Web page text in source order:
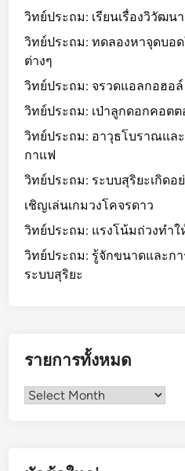
ข้
อ
วิทย์ประถม: เรียนเรื่องวิวัฒน
วิทย์ประถม: ทดลองหาจุดบอ
ต่างๆ
วิทย์ประถม: จรวดแอลกอฮอล์
วิทย์ประถม: เป่าลูกดอกคอต
วิทย์ประถม: อาวุธโบราณแล
กาแฟ
วิทย์ประถม: ระบบสุริยะเกิดอ
เชิญเล่นเกมวงโคจรดาว
วิทย์ประถม: แรงโน้มถ่วงทำใ
วิทย์ประถม: รู้จักขนาดและก
ระบบสุริยะ
รายการทั้งหมด
รายการ